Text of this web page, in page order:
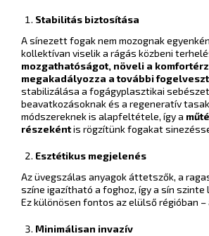
Stabilitás biztosítása
A sínezett fogak nem mozognak
kollektívan viselik a rágás közbeni
mozgathatóságot, növeli a
megakadályozza a további
stabilizálása a fogágyplasztikai
beavatkozásoknak és a regeneratív
módszereknek is alapfeltétele, így a
részekéntis rögzítünk fogakat
Esztétikus megjelenés
Az üvegszálas anyagok áttetszők, a
színe igazítható a foghoz, így a sín
Ez különösen fontos az elülső régióban –
Minimálisan invazív